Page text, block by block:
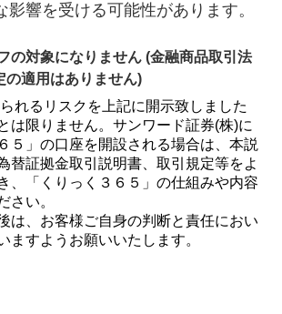
影響を受ける可能性があります。
の対象になりません (金融商品取引法
の適用はありません)
れるリスクを上記に開示致しました
は限りません。サンワード証券(株)に
５」の口座を開設される場合は、本説
替証拠金取引説明書、取引規定等をよ
、「くりっく３６５」の仕組みや内容
さい。
は、お客様ご自身の判断と責任におい
ますようお願いいたします。